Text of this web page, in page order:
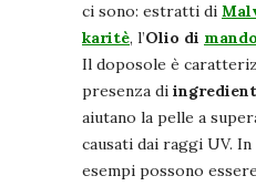
ci sono: estratti di
karitè, l’Olio di
Il doposole è
presenza di
aiutano la pelle a
causati dai raggi UV.
esempi possono